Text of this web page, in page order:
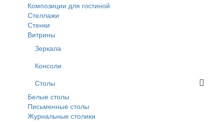
Композиции для гостиной
Стеллажи
Стенки
Витрины
Зеркала
Консоли
Столы
Белые столы
Письменные столы
Журнальные столики